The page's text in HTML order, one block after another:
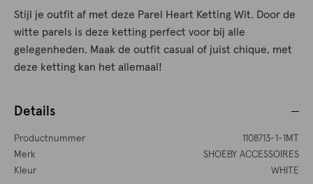
Stijl je outfit af met deze Parel Heart Ketting Wit. Door de
witte parels is deze ketting perfect voor bij alle
gelegenheden. Maak de outfit casual of juist chique, met
deze ketting kan het allemaal!
Details
Productnummer
1108713-1-1MT
Merk
SHOEBY ACCESSOIRES
Kleur
WHITE